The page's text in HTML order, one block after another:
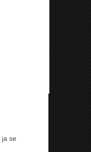
ja se